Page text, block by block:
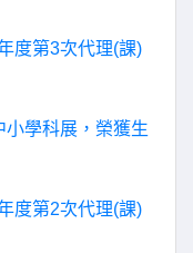
度第3次代理(課)
小學科展，榮獲生
度第2次代理(課)